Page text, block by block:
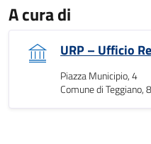
A cura di
URP – Ufficio
Piazza Municipio, 4
Comune di Teggiano,